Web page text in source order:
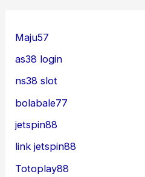
Maju57
as38 login
ns38 slot
bolabale77
jetspin88
link jetspin88
Totoplay88